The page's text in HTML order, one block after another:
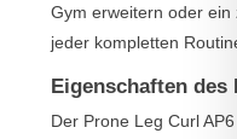
Gym erweitern oder
jeder kompletten
Eigenschaften des
Der Prone Leg Curl